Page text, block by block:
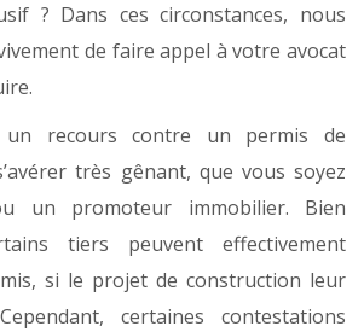
? Dans ces circonstances, nous
de faire appel à votre avocat
un recours contre un permis de
très gênant, que vous soyez
un promoteur immobilier. Bien
tiers peuvent effectivement
si le projet de construction leur
certaines contestations